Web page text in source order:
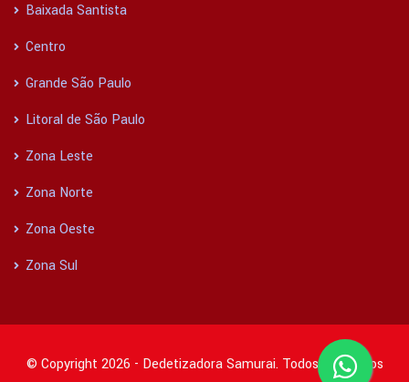
Baixada Santista
Centro
Grande São Paulo
Litoral de São Paulo
Zona Leste
Zona Norte
Zona Oeste
Zona Sul
© Copyright 2026 - Dedetizadora Samurai. Todos os direitos